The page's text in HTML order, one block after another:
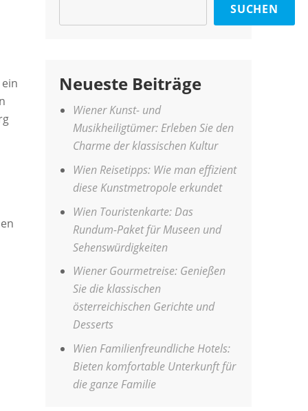
SUCHEN
Neueste Beiträge
Wiener Kunst- und
Musikheiligtümer: Erleben Sie den
Charme der klassischen Kultur
Wien Reisetipps: Wie man effizient
diese Kunstmetropole erkundet
Wien Touristenkarte: Das
Rundum-Paket für Museen und
Sehenswürdigkeiten
Wiener Gourmetreise: Genießen
Sie die klassischen
österreichischen Gerichte und
Desserts
Wien Familienfreundliche Hotels:
Bieten komfortable Unterkunft für
die ganze Familie